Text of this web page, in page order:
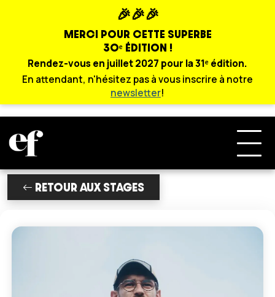
🎉🎉🎉
MERCI POUR CETTE SUPERBE
30ᵉ ÉDITION !
Rendez-vous en juillet 2027 pour la 31ᵉ édition.
En attendant, n'hésitez pas à vous inscrire à notre
newsletter!
RETOUR AUX STAGES